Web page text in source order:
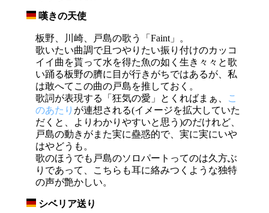
嘆きの天使
板野、川崎、戸島の歌う「Faint」。
歌いたい曲調で且つやりたい振り付けのカッコ
イイ曲を貰って水を得た魚の如く生き々々と歌
い踊る板野の臍に目が行きがちではあるが、私
は敢へてこの曲の戸島を推しておく。
歌詞が表現する「狂気の愛」とくればまぁ、
こ
のあたり が連想される(イメージを拡大していた
だくと、よりわかりやすいと思う)のだけれど、
戸島の動きがまた実に蠱惑的で、実に実にいや
はやどうも。
歌のほうでも戸島のソロパートってのは久方ぶ
りであって、こちらも耳に絡みつくような独特
の声が艶かしい。
シベリア送り